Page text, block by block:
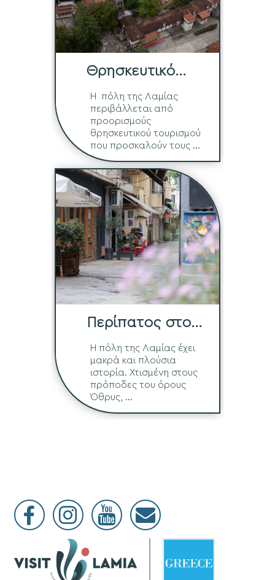
Θρησκευτικό
Τρίγωνο
Η πόλη της Λαμίας
περιβάλλεται από
προορισμούς
θρησκευτικού τουρισμού
που προσκαλούν τους ...
Περίπατος στο
Ιστορικό Κέντρο
Η πόλη της Λαμίας έχει
μακρά και πλούσια
ιστορία. Χτισμένη στους
πρόποδες του όρους
Όθρυς, ...